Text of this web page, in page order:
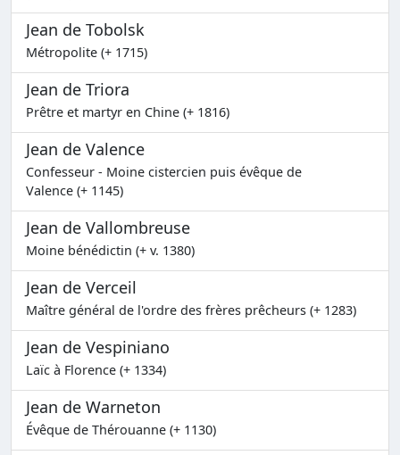
Jean de Tobolsk
Métropolite (+ 1715)
Jean de Triora
Prêtre et martyr en Chine (+ 1816)
Jean de Valence
Confesseur - Moine cistercien puis évêque de
Valence (+ 1145)
Jean de Vallombreuse
Moine bénédictin (+ v. 1380)
Jean de Verceil
Maître général de l'ordre des frères prêcheurs (+ 1283)
Jean de Vespiniano
Laïc à Florence (+ 1334)
Jean de Warneton
Évêque de Thérouanne (+ 1130)